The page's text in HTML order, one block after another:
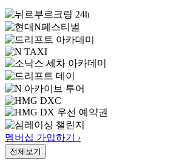
멤버십 가입하기 ›
전체보기